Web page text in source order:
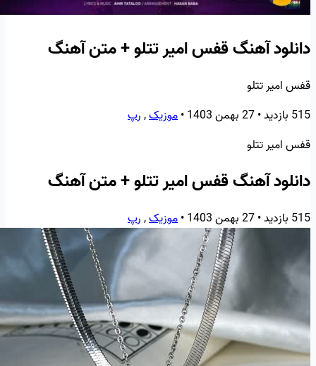
دانلود آهنگ قفس امیر تتلو + متن آهنگ
قفس امیر تتلو
515 بازدید
•27 بهمن 1403 •موزیک,رپ
قفس امیر تتلو
دانلود آهنگ قفس امیر تتلو + متن آهنگ
515 بازدید •27 بهمن 1403 •موزیک,رپ